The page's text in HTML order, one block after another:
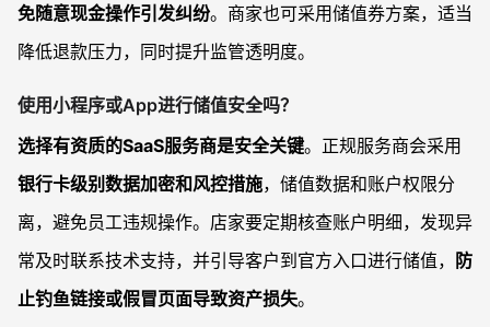
免随意现金操作引发纠纷。商家也可采用储值券方案，适当
降低退款压力，同时提升监管透明度。
使用小程序或App进行储值安全吗？
选择有资质的SaaS服务商是安全关键。正规服务商会采用
银行卡级别数据加密和风控措施，储值数据和账户权限分
离，避免员工违规操作。店家要定期核查账户明细，发现异
常及时联系技术支持，并引导客户到官方入口进行储值，
防
止钓鱼链接或假冒页面导致资产损失。